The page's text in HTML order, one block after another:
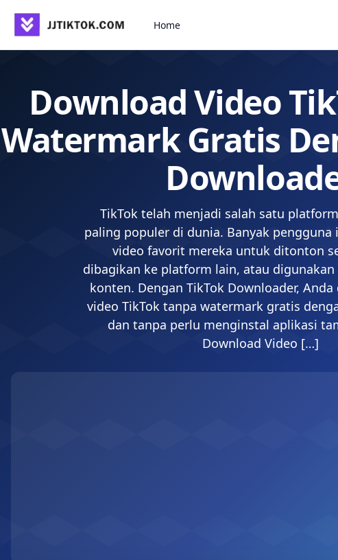
Home
Download Video
Watermark Gratis
TikTok telah menjadi salah satu
paling populer di dunia. Banyak pengguna
video favorit mereka untuk ditonton
dibagikan ke platform lain, atau digunakan
konten. Dengan TikTok Downloader,
video TikTok tanpa watermark gratis
dan tanpa perlu menginstal aplikasi
Download Video […]